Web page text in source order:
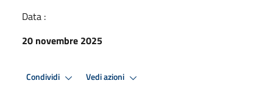
Data :
20 novembre 2025
Condividi Vedi azioni